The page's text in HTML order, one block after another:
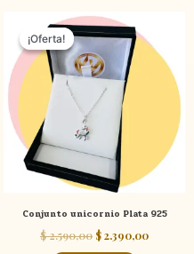
¡Oferta!
¡Oferta!
Conjunto unicornio Plata 925
$2.590,00
El
precio
original
era:
$ 2.590,00.
$2.390,00
actual
es:
$